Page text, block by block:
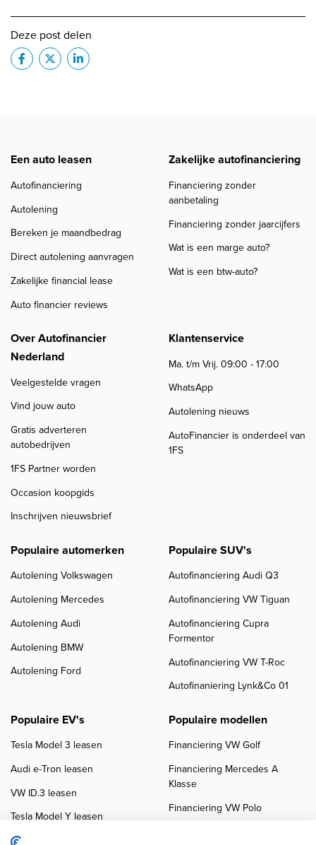
Deze post delen
Een auto leasen
Autofinanciering
Autolening
Bereken je maandbedrag
Direct autolening aanvragen
Zakelijke financial lease
Auto financier reviews
Zakelijke autofinanciering
Financiering zonder
aanbetaling
Financiering zonder jaarcijfers
Wat is een marge auto?
Wat is een btw-auto?
Over Autofinancier
Nederland
Veelgestelde vragen
Vind jouw auto
Gratis adverteren
autobedrijven
1FS Partner worden
Occasion koopgids
Inschrijven nieuwsbrief
Klantenservice
Ma. t/m Vrij. 09:00 - 17:00
WhatsApp
Autolening nieuws
AutoFinancier is onderdeel van
1FS
Populaire automerken
Autolening Volkswagen
Autolening Mercedes
Autolening Audi
Autolening BMW
Autolening Ford
Populaire SUV's
Autofinanciering Audi Q3
Autofinanciering VW Tiguan
Autofinanciering Cupra
Formentor
Autofinanciering VW T-Roc
Autofinaniering Lynk&Co 01
Populaire EV's
Tesla Model 3 leasen
Audi e-Tron leasen
VW ID.3 leasen
Tesla Model Y leasen
VW ID.4 leasen
Populaire modellen
Financiering VW Golf
Financiering Mercedes A
Klasse
Financiering VW Polo